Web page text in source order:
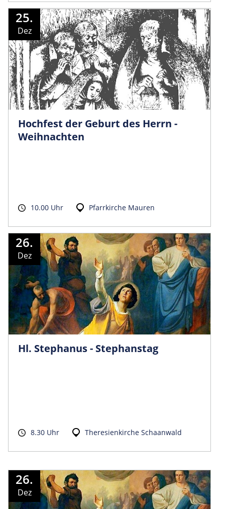
25.
Dez
Hochfest der Geburt des Herrn -
Weihnachten
10.00 Uhr Pfarrkirche Mauren
26.
Dez
Hl. Stephanus - Stephanstag
8.30 Uhr Theresienkirche Schaanwald
26.
Dez